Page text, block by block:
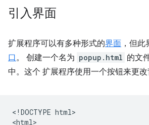
引入界面
扩展程序可以有多种形式的界面 ，但
口。 创建一个名为 popup.html 的文
中。这个 扩展程序使用一个按钮来更改
<!DOCTYPE html>
<html>